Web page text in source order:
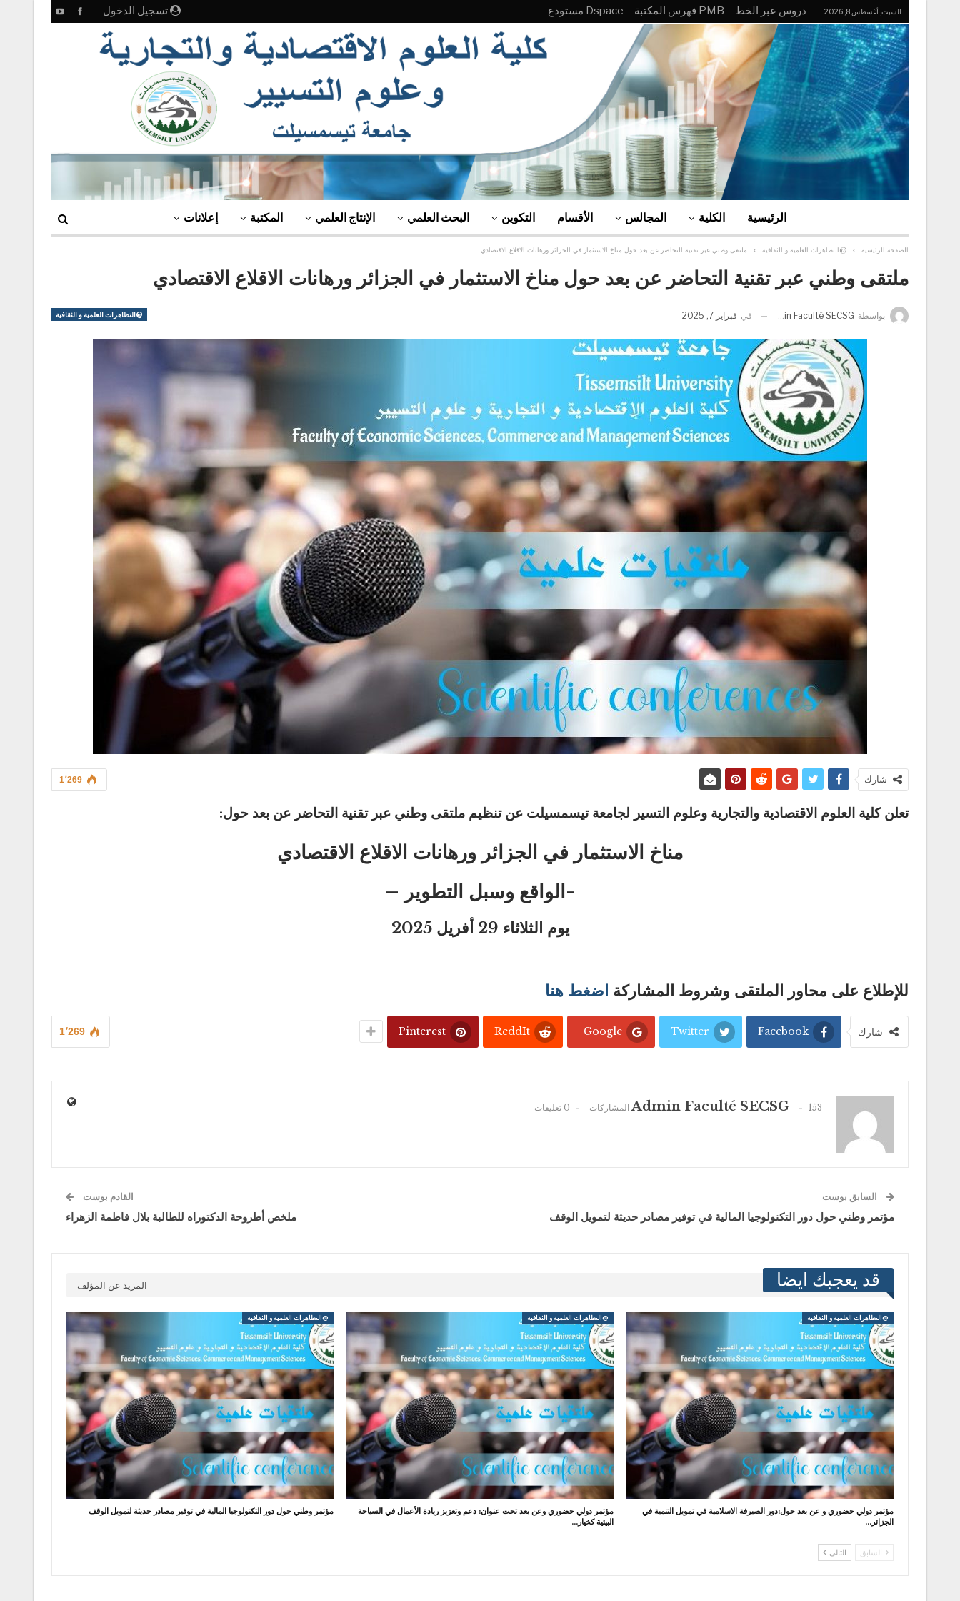
تسجيل الدخول السبت, أغسطس 8, 2026 دروس عبر الخط PMB فهرس المكتبة Dspace مستودع
الرئيسية الكلية المجالس الأقسام التكوين البحث العلمي الإنتاج العلمي المكتبة إعلانات
الصفحة الرئيسية @التظاهرات العلمية و الثقافية ملتقى وطني عبر تقنية التحاضر عن بعد حول مناخ الاستثمار في الجزائر ورهانات الاقلاع الاقتصادي
ملتقى وطني عبر تقنية التحاضر عن بعد حول مناخ الاستثمار في الجزائر ورهانات الاقلاع الاقتصادي
@التظاهرات العلمية و الثقافية بواسطة Admin Faculté SECSG في فبراير 7, 2025
1٬269 شارك
تعلن كلية العلوم الاقتصادية والتجارية وعلوم التسير لجامعة تيسمسيلت عن تنظيم ملتقى وطني عبر تقنية التحاضر عن بعد حول:
مناخ الاستثمار في الجزائر ورهانات الاقلاع الاقتصادي
-الواقع وسبل التطوير –
يوم الثلاثاء 29 أفريل 2025
للإطلاع على محاور الملتقى وشروط المشاركة اضغط هنا
1٬269 شارك Facebook
Twitter
Google+
ReddIt
Pinterest
Admin Faculté SECSG 153 المشاركات 0 تعليقات
السابق بوست
مؤتمر وطني حول دور التكنولوجيا المالية في توفير مصادر حديثة لتمويل الوقف
القادم بوست
ملخص أطروحة الدكتوراه للطالبة بلال فاطمة الزهراء
قد يعجبك ايضا المزيد عن المؤلف
@التظاهرات العلمية و الثقافية
مؤتمر دولي حضوري و عن بعد حول:دور الصيرفة الاسلامية في تمويل التنمية في
الجزائر…
@التظاهرات العلمية و الثقافية
مؤتمر دولي حضوري وعن بعد تحت عنوان: دعم وتعزيز ريادة الأعمال في السياحة
البيئية كخيار…
@التظاهرات العلمية و الثقافية
مؤتمر وطني حول دور التكنولوجيا المالية في توفير مصادر حديثة لتمويل الوقف
السابق التالي